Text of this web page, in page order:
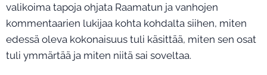
valikoima tapoja ohjata Raamatun ja vanhojen
kommentaarien lukijaa kohta kohdalta siihen, miten
edessä oleva kokonaisuus tuli käsittää, miten sen osat
tuli ymmärtää ja miten niitä sai soveltaa.